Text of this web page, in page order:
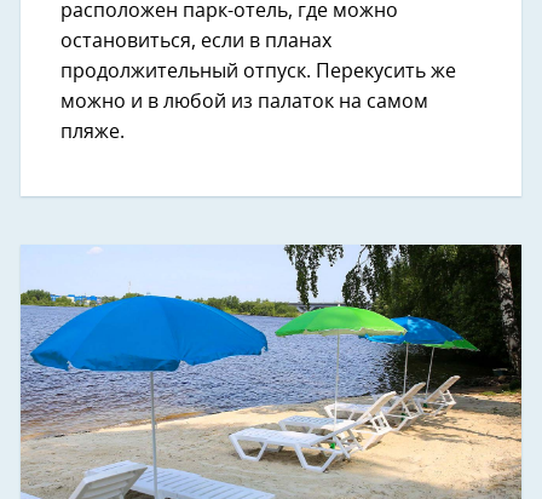
расположен парк-отель, где можно
остановиться, если в планах
продолжительный отпуск. Перекусить же
можно и в любой из палаток на самом
пляже.